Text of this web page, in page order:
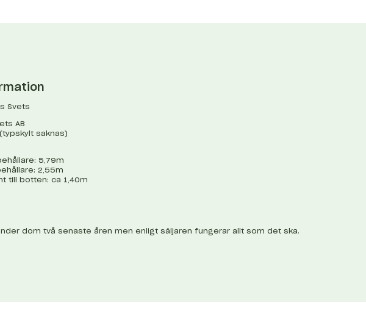
Svets
AB
saknas)
5,79m
2,55m
till botten: ca 1,40m
dom två senaste åren men enligt säljaren fungerar allt som det ska.